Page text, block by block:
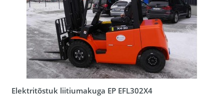
Elektritõstuk liitiumakuga EP EFL302X4